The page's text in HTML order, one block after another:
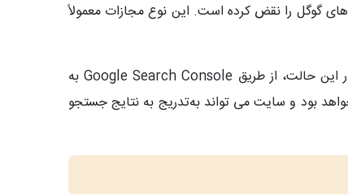
گوگل را نقض کرده است. این نوع مجازات معمولاً
جریمه دستی ممکن است تنها یک صفحه خاص را درگیر کند یا کل سایت را تحت تأثیر قرار دهد. نکته مهم این است که گوگل در این حالت، از طریق Google Search Console به‌
بود و سایت می‌ تواند به‌تدریج به نتایج جستجو